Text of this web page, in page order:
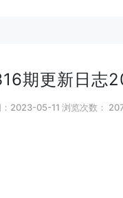
期更新日
2023-05-11 浏览次数：